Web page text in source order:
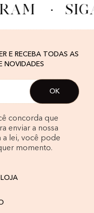
·
E RECEBA TODAS AS
NOVIDADES
concorda que
enviar a nossa
a lei, você pode
momento.